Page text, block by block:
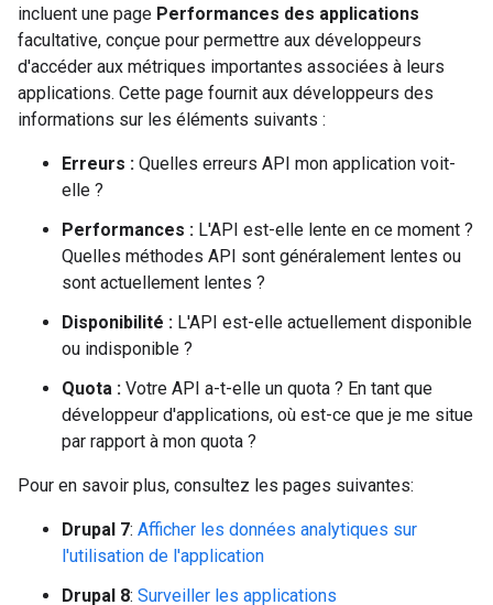
incluent une page Performances des applications
facultative, conçue pour permettre aux développeurs
d'accéder aux métriques importantes associées à leurs
applications. Cette page fournit aux développeurs des
informations sur les éléments suivants :
Erreurs : Quelles erreurs API mon application voit-
elle ?
Performances : L'API est-elle lente en ce moment ?
Quelles méthodes API sont généralement lentes ou
sont actuellement lentes ?
Disponibilité : L'API est-elle actuellement disponible
ou indisponible ?
Quota : Votre API a-t-elle un quota ? En tant que
développeur d'applications, où est-ce que je me situe
par rapport à mon quota ?
Pour en savoir plus, consultez les pages suivantes:
Drupal 7: Afficher les données analytiques sur
l'utilisation de l'application
Drupal 8: Surveiller les applications